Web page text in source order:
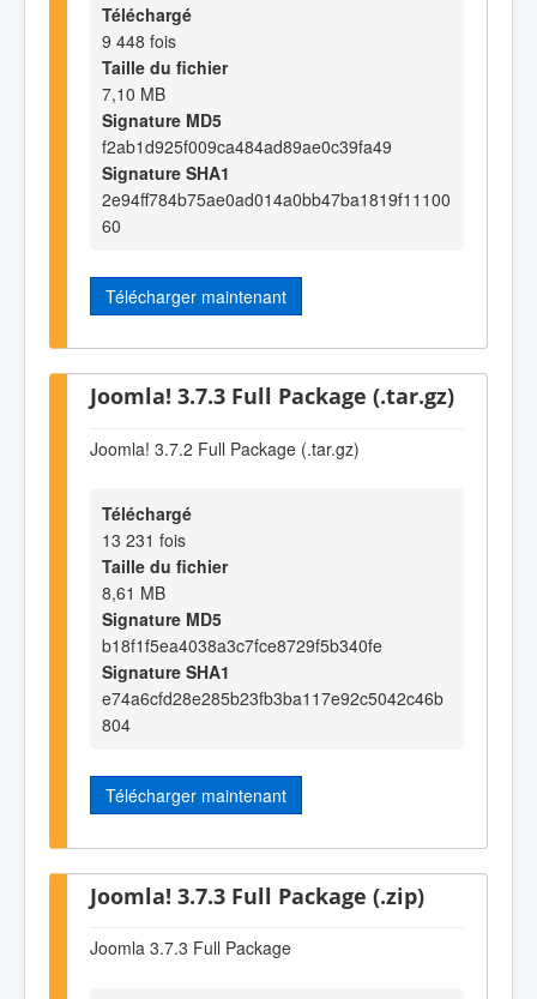
Téléchargé
9 448 fois
Taille du fichier
7,10 MB
Signature MD5
f2ab1d925f009ca484ad89ae0c39fa49
Signature SHA1
2e94ff784b75ae0ad014a0bb47ba1819f11100
60
Télécharger maintenant
Joomla! 3.7.3 Full Package (.tar.gz)
Joomla! 3.7.2 Full Package (.tar.gz)
Téléchargé
13 231 fois
Taille du fichier
8,61 MB
Signature MD5
b18f1f5ea4038a3c7fce8729f5b340fe
Signature SHA1
e74a6cfd28e285b23fb3ba117e92c5042c46b
804
Télécharger maintenant
Joomla! 3.7.3 Full Package (.zip)
Joomla 3.7.3 Full Package